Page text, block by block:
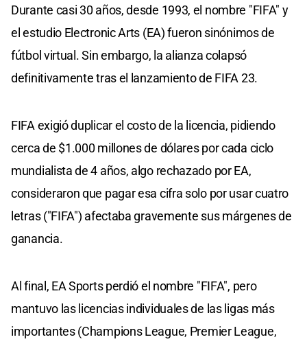
Durante casi 30 años, desde 1993, el nombre "FIFA" y
el estudio Electronic Arts (EA) fueron sinónimos de
fútbol virtual. Sin embargo, la alianza colapsó
definitivamente tras el lanzamiento de FIFA 23.
FIFA exigió duplicar el costo de la licencia, pidiendo
cerca de $1.000 millones de dólares por cada ciclo
mundialista de 4 años, algo rechazado por EA,
consideraron que pagar esa cifra solo por usar cuatro
letras ("FIFA") afectaba gravemente sus márgenes de
ganancia.
Al final, EA Sports perdió el nombre "FIFA", pero
mantuvo las licencias individuales de las ligas más
importantes (Champions League, Premier League,